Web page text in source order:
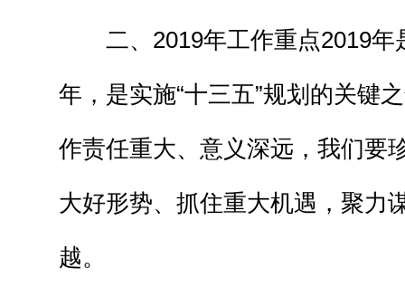
二、2019年工作重点2019年
年，是实施“十三五”规划的关键
作责任重大、意义深远，我们要
大好形势、抓住重大机遇，聚力
越。